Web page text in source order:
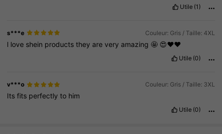
Utile (1)
s***e Couleur: Gris / Taille: 4XL
l love shein productsthey arevery amazing 🤩 😍❤️❤️
Utile (0)
v***o Couleur: Gris / Taille: 3XL
Itsfits perfectlyto him
Utile (0)